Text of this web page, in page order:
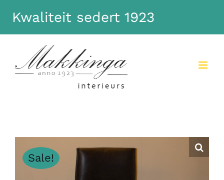
Sale!
Kwaliteit sedert 1923